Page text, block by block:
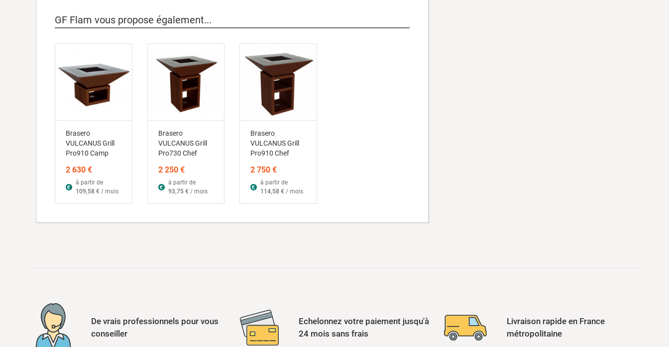
GF Flam vous propose également...
Brasero
VULCANUS Grill
Pro910 Camp
2 630 €
à partir de
109,58 € / mois
Brasero
VULCANUS Grill
Pro730 Chef
2 250 €
à partir de
93,75 €/ mois
Brasero
VULCANUS Grill
Pro910 Chef
2 750 €
à partir de
114,58 € / mois
De vrais professionnels pour vous
conseiller
Echelonnez votre paiement jusqu'à
24 mois sans frais
Livraison rapide en France
métropolitaine